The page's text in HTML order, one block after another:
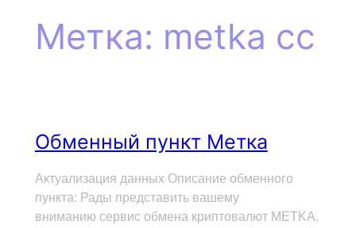
Метка: metka cc
Обменный пункт Метка
Актуализация данных Описание обменного
пункта: Рады представить вашему
вниманию сервис обмена криптовалют METKA.